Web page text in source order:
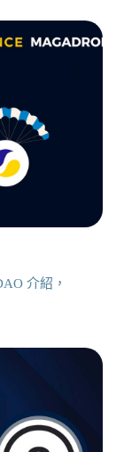
介紹，